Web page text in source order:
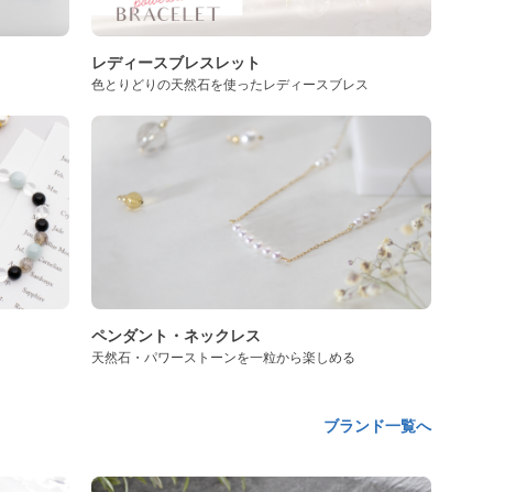
レディースブレスレット
色とりどりの天然石を使ったレディースブレス
ペンダント・ネックレス
天然石・パワーストーンを一粒から楽しめる
ブランド一覧へ